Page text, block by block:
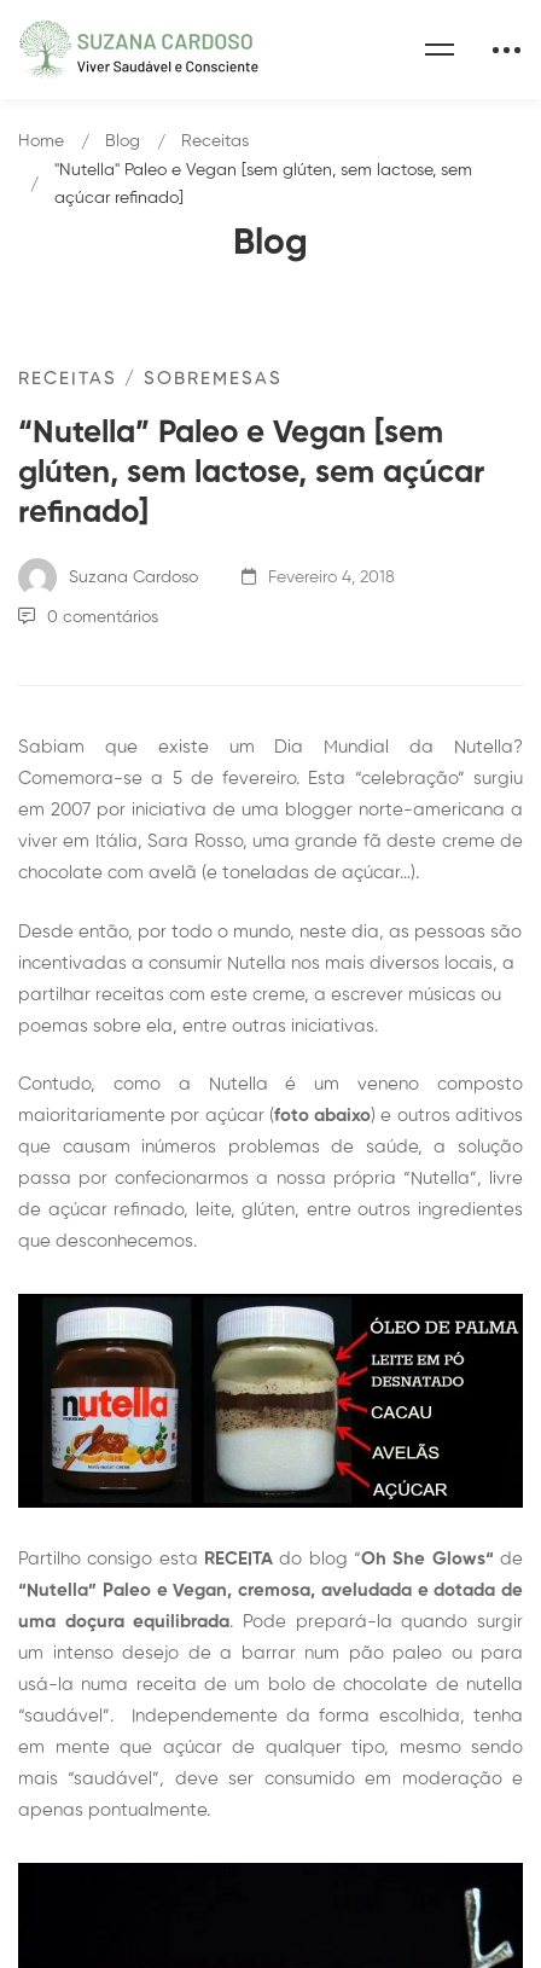
Blog
Home Blog
Receitas
"Nutella" Paleo e Vegan [sem glúten, sem lactose, sem
açúcar refinado]
RECEITAS / SOBREMESAS
“Nutella” Paleo e Vegan [sem
glúten, sem lactose, sem açúcar
refinado]
Suzana Cardoso Fevereiro 4, 2018
0 comentários
Sabiam que existe um Dia Mundial da Nutella?
Comemora-se a 5 de fevereiro. Esta “celebração” surgiu
em 2007 por iniciativa de uma blogger norte-americana a
viver em Itália, Sara Rosso, uma grande fã deste creme de
chocolate com avelã (e toneladas de açúcar…).
Desde então, por todo o mundo, neste dia, as pessoas são
incentivadas a consumir Nutella nos mais diversos locais, a
partilhar receitas com este creme, a escrever músicas ou
poemas sobre ela, entre outras iniciativas.
Contudo, como a Nutella é um veneno composto
maioritariamente por açúcar (foto abaixo) e outros aditivos
que causam inúmeros problemas de saúde, a solução
passa por confecionarmos a nossa própria “Nutella”, livre
de açúcar refinado, leite, glúten, entre outros ingredientes
que desconhecemos.
Partilho consigo esta RECEITA do blog “Oh She Glows“ de
“Nutella” Paleo e Vegan, cremosa, aveludada e dotada de
uma doçura equilibrada. Pode prepará-la quando surgir
um intenso desejo de a barrar num pão paleo ou para
usá-la numa receita de um bolo de chocolate de nutella
“saudável”. Independemente da forma escolhida, tenha
em mente que açúcar de qualquer tipo, mesmo sendo
mais “saudável”, deve ser consumido em moderação e
apenas pontualmente.